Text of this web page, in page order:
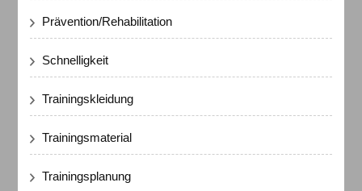
Prävention/Rehabilitation
Schnelligkeit
Trainingskleidung
Trainingsmaterial
Trainingsplanung